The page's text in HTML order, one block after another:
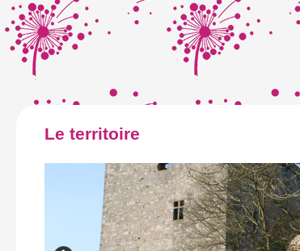
Le territoire